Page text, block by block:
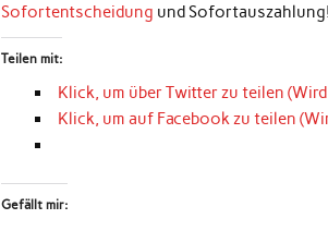
Sofortentscheidung und Sofortauszahlung!
Teilen mit:
Klick, um über Twitter zu teilen
Klick, um auf Facebook zu teilen
Gefällt mir: